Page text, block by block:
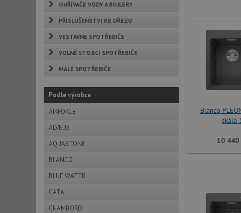
OHŘÍVAČE VODY A BOJLERY
PŘÍSLUŠENSTVÍ KE DŘEZU
VESTAVNÉ SPOTŘEBIČE
VOLNĚ STOJÍCÍ SPOTŘEBIČE
MALÉ SPOTŘEBIČE
Podle výrobce
AIRFORCE
ALVEUS
AQUASTONE
BLANCO
BLUE WATER
CATA
CHAMBORD
Blanco
skála
10 440